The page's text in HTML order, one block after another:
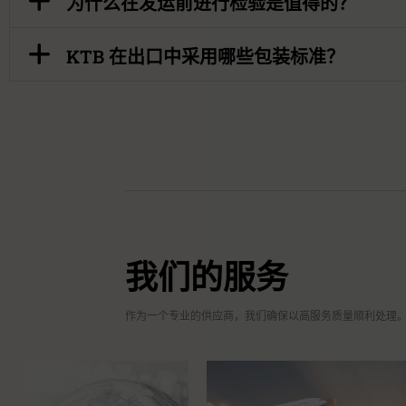
KTB 在出口中采用哪些包装标准？
我们的服务
作为一个专业的供应商，我们确保以高服务质量顺利处理